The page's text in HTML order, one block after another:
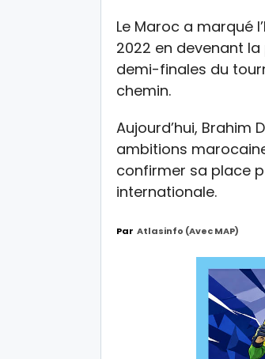
Le Maroc a marqué
2022 en devenant
demi-finales du
chemin.
Aujourd’hui,
ambitions
confirmer sa place
internationale.
Par Atlasinfo (avec MAP)